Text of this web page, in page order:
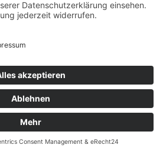
I could never prove it. I
on my families part.
bleiben will: Hallo Peter,
dass wir vielleicht mit
Bach verwandt sein könnten,
Nachforschungen begann,
beweisen. Ich dachte einfach,
seitens meiner Familie.
2015, meldete sich dann